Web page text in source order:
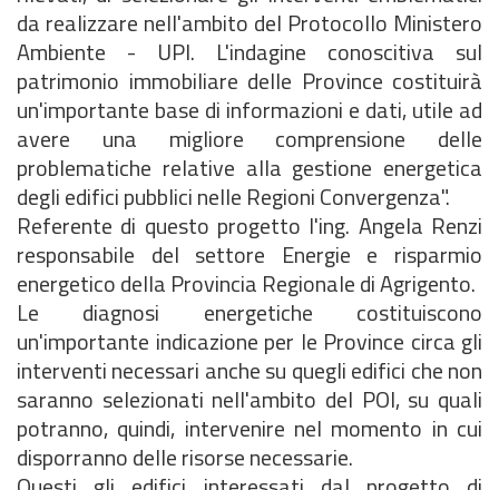
da realizzare nell'ambito del Protocollo Ministero
Ambiente - UPI. L'indagine conoscitiva sul
patrimonio immobiliare delle Province costituirà
un'importante base di informazioni e dati, utile ad
avere una migliore comprensione delle
problematiche relative alla gestione energetica
degli edifici pubblici nelle Regioni Convergenza".
Referente di questo progetto l'ing. Angela Renzi
responsabile del settore Energie e risparmio
energetico della Provincia Regionale di Agrigento.
Le diagnosi energetiche costituiscono
un'importante indicazione per le Province circa gli
interventi necessari anche su quegli edifici che non
saranno selezionati nell'ambito del POI, su quali
potranno, quindi, intervenire nel momento in cui
disporranno delle risorse necessarie.